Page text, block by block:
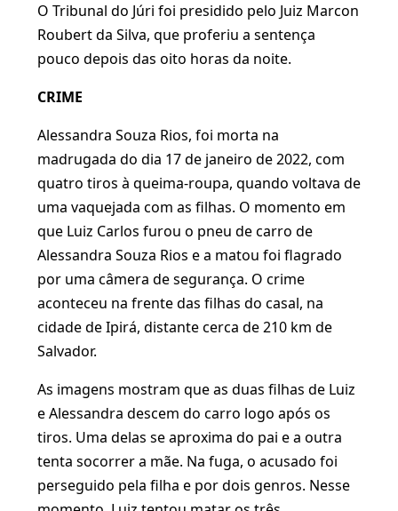
O Tribunal do Júri foi presidido pelo Juiz Marcon
Roubert da Silva, que proferiu a sentença
pouco depois das oito horas da noite.
CRIME
Alessandra Souza Rios, foi morta na
madrugada do dia 17 de janeiro de 2022, com
quatro tiros à queima-roupa, quando voltava de
uma vaquejada com as filhas. O momento em
que Luiz Carlos furou o pneu de carro de
Alessandra Souza Rios e a matou foi flagrado
por uma câmera de segurança. O crime
aconteceu na frente das filhas do casal, na
cidade de Ipirá, distante cerca de 210 km de
Salvador.
As imagens mostram que as duas filhas de Luiz
e Alessandra descem do carro logo após os
tiros. Uma delas se aproxima do pai e a outra
tenta socorrer a mãe. Na fuga, o acusado foi
perseguido pela filha e por dois genros. Nesse